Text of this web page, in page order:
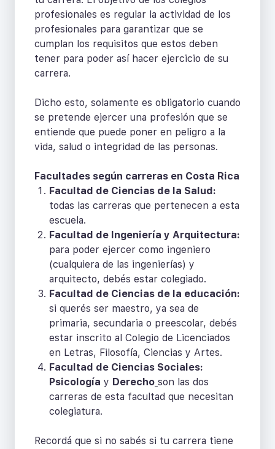
profesionales es regular la actividad de los
profesionales para garantizar que se
cumplan los requisitos que estos deben
tener para poder así hacer ejercicio de su
carrera.
Dicho esto, solamente es obligatorio cuando
se pretende ejercer una profesión que se
entiende que puede poner en peligro a la
vida, salud o integridad de las personas.
Facultades según carreras en Costa Rica
Facultad de Ciencias de la Salud:
todas las carreras que pertenecen a esta
escuela.
Facultad de Ingeniería y Arquitectura:
para poder ejercer como ingeniero
(cualquiera de las ingenierías) y
arquitecto, debés estar colegiado.
Facultad de Ciencias de la educación:
si querés ser maestro, ya sea de
primaria, secundaria o preescolar, debés
estar inscrito al Colegio de Licenciados
en Letras, Filosofía, Ciencias y Artes.
Facultad de Ciencias Sociales:
Psicología y Derecho son las dos
carreras de esta facultad que necesitan
colegiatura.
Recordá que si no sabés si tu carrera tiene